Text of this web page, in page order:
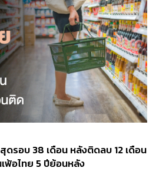
ดรอบ 38 เดือน หลังติดลบ 12 เดือน
ฟ้อไทย 5 ปีย้อนหลัง